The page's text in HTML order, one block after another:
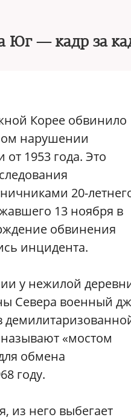
Юг — кадр за
Корее обвинило
нарушении
1953 года. Это
20-
13 ноября в
обвинения
инцидента.
у нежилой
Севера военный
называют «мостом
обмена
году.
из него выбегает